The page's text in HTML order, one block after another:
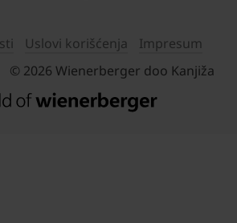
Uslovi korišćenja
Impresum
© 2026 Wienerberger doo Kanjiža